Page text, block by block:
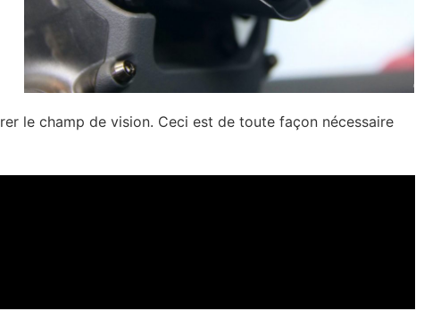
le champ de vision. Ceci est de toute façon nécessaire